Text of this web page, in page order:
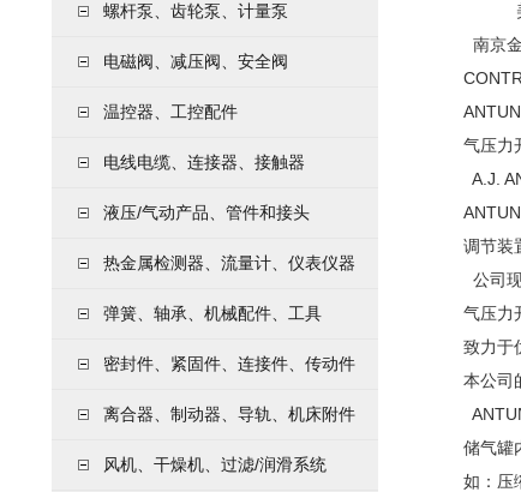
螺杆泵、齿轮泵、计量泵
电磁阀、减压阀、安全阀
温控器、工控配件
电线电缆、连接器、接触器
液压/气动产品、管件和接头
热金属检测器、流量计、仪表仪器
弹簧、轴承、机械配件、工具
密封件、紧固件、连接件、传动件
离合器、制动器、导轨、机床附件
风机、干燥机、过滤/润滑系统
美国
南京
气压力
A.J.
调节装
公司
气压力
致力于
本公司
储气罐
如：压